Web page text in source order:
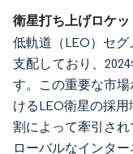
衛星打ち上げロケ
低軌道（LEO）セ
支配しており、
す。この重要な市
けるLEO衛星の採
割によって牽引さ
ローバルなインタ